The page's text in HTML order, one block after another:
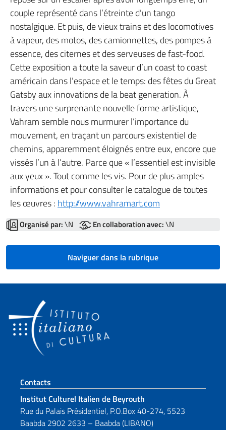
couple représenté dans l’étreinte d’un tango
nostalgique. Et puis, de vieux trains et des locomotives
à vapeur, des motos, des camionnettes, des pompes à
essence, des citernes et des serveuses de fast-food.
Cette exposition a toute la saveur d’un coast to coast
américain dans l’espace et le temps: des fêtes du Great
Gatsby aux innovations de la beat generation. À
travers une surprenante nouvelle forme artistique,
Vahram semble nous murmurer l’importance du
mouvement, en traçant un parcours existentiel de
chemins, apparemment éloignés entre eux, encore que
vissés l’un à l’autre. Parce que « l’essentiel est invisible
aux yeux ». Tout comme les vis. Pour de plus amples
informations et pour consulter le catalogue de toutes
les œuvres : http://www.vahramart.com
Organisé par:\N En collaboration avec:\N
Naviguer dans la rubrique
Section de pied de page
Contacts
Institut Culturel Italien de Beyrouth
Rue du Palais Présidentiel, P.O.Box 40-274, 5523
Baabda 2902 2633 – Baabda (LIBANO)